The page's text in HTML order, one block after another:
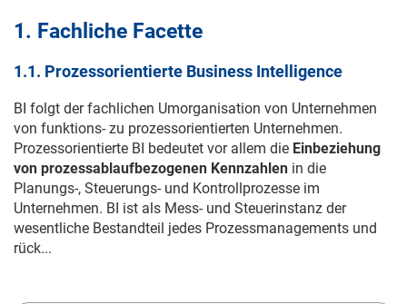
1. Fachliche Facette
1.1. Prozessorientierte Business Intelligence
BI folgt der fachlichen Umorganisation von Unternehmen
von funktions- zu prozessorientierten Unternehmen.
Prozessorientierte BI bedeutet vor allem die Einbeziehung
von prozessablaufbezogenen Kennzahlen in die
Planungs-, Steuerungs- und Kontrollprozesse im
Unternehmen. BI ist als Mess- und Steuerinstanz der
wesentliche Bestandteil jedes Prozessmanagements und
rück...